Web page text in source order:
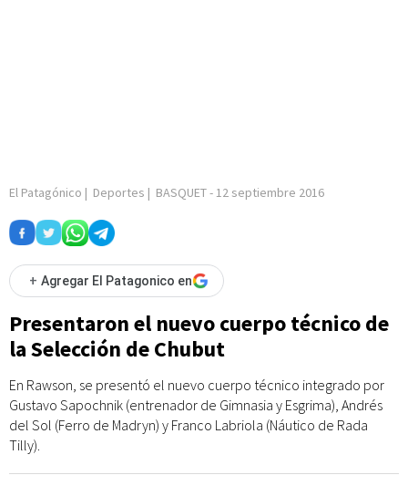
El Patagónico | Deportes | BASQUET- 12 septiembre 2016
+ Agregar El Patagonico en
Presentaron el nuevo cuerpo técnico de
la Selección de Chubut
En Rawson, se presentó el nuevo cuerpo técnico integrado por
Gustavo Sapochnik (entrenador de Gimnasia y Esgrima), Andrés
del Sol (Ferro de Madryn) y Franco Labriola (Náutico de Rada
Tilly).